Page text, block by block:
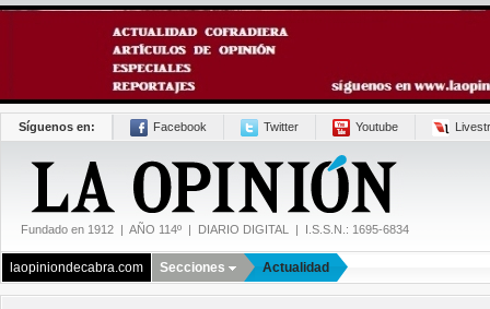
Síguenos en: Facebook Twitter Youtube
Fundado en 1912 | AÑO 114º | DIARIO DIGITAL | I.S.S.N.: 1695-6834
laopiniondecabra.com Secciones Actualidad